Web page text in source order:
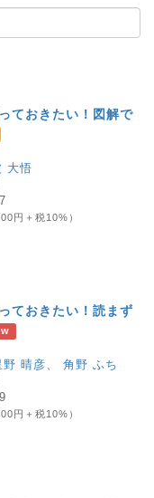
ておきたい！図解で
大悟
円＋税10%）
ておきたい！読まず
野 晴彦、 角野 ふち
円＋税10%）